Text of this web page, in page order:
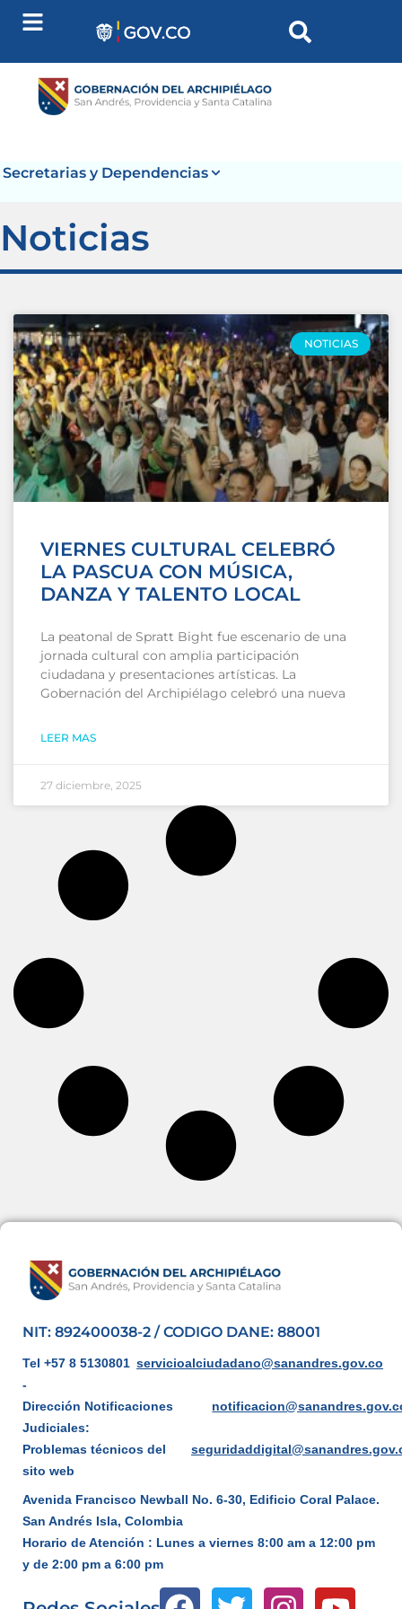
Secretarias y Dependencias
Noticias
NOTICIAS
VIERNES CULTURAL CELEBRÓ
LA PASCUA CON MÚSICA,
DANZA Y TALENTO LOCAL
La peatonal de Spratt Bight fue escenario de una
jornada cultural con amplia participación
ciudadana y presentaciones artísticas. La
Gobernación del Archipiélago celebró una nueva
LEER MAS
27 diciembre, 2025
NIT: 892400038-2 / CODIGO DANE: 88001
Tel +57 8 5130801
-
servicioalciudadano@sanandres.gov.co
Dirección Notificaciones
Judiciales:
Problemas técnicos del
sito web
Avenida Francisco Newball No. 6-30, Edificio Coral Palace.
San Andrés Isla, Colombia
Horario de Atención : Lunes a viernes 8:00 am a 12:00 pm
y de 2:00 pm a 6:00 pm